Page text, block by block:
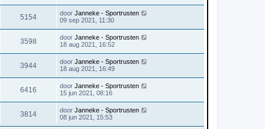
5154 door Janneke - Sportrusten
09 sep 2021, 11:30
3598 door Janneke - Sportrusten
18 aug 2021, 16:52
3944 door Janneke - Sportrusten
18 aug 2021, 16:49
6416 door Janneke - Sportrusten
15 jun 2021, 08:16
3814 door Janneke - Sportrusten
08 jun 2021, 15:53